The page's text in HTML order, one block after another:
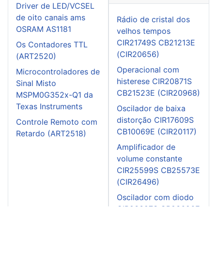
Driver de LED/VCSEL
de oito canais ams
OSRAM AS1181
Os Contadores TTL
(ART2520)
Microcontroladores de
Sinal Misto
MSPM0G352x-Q1 da
Texas Instruments
Controle Remoto com
Retardo (ART2518)
Rádio de cristal dos
velhos tempos
CIR21749S CB21213E
(CIR20656)
Operacional com
histerese CIR20871S
CB21523E (CIR20968)
Oscilador de baixa
distorção CIR17609S
CB10069E (CIR20117)
Amplificador de
volume constante
CIR25599S CB25573E
(CIR26496)
Oscilador com diodo
CIR23327S CB23626E